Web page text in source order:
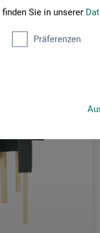
Sie in unserer
Präferenzen